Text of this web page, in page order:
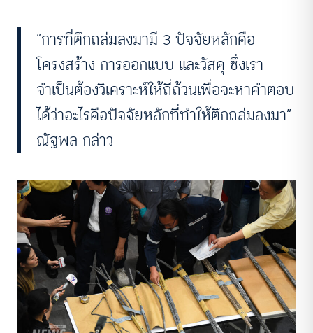
“การที่ตึกถล่มลงมามี 3 ปัจจัยหลักคือ
โครงสร้าง การออกแบบ และวัสดุ ซึ่งเรา
จำเป็นต้องวิเคราะห์ให้ถี่ถ้วนเพื่อจะหาคำตอบ
ได้ว่าอะไรคือปัจจัยหลักที่ทำให้ตึกถล่มลงมา”
ณัฐพล กล่าว